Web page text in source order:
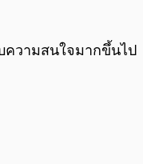
ความสนใจมากขึ้นไป